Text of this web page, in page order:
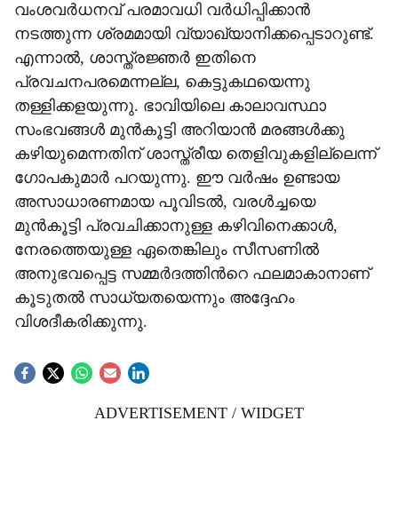
വംശവർധനവ് പരമാവധി വർധിപ്പിക്കാൻ
നടത്തുന്ന ശ്രമമായി വ്യാഖ്യാനിക്കപ്പെടാറുണ്ട്.
എന്നാൽ, ശാസ്ത്രജ്ഞർ ഇതിനെ
പ്രവചനപരമെന്നല്ല, കെട്ടുകഥയെന്നു
തള്ളിക്കളയുന്നു. ഭാവിയിലെ കാലാവസ്ഥാ
സംഭവങ്ങൾ മുൻകൂട്ടി അറിയാൻ മരങ്ങൾക്കു
കഴിയുമെന്നതിന് ശാസ്ത്രീയ തെളിവുകളില്ലെന്ന്
ഗോപകുമാർ പറയുന്നു. ഈ വർഷം ഉണ്ടായ
അസാധാരണമായ പൂവിടൽ, വരൾച്ചയെ
മുൻകൂട്ടി പ്രവചിക്കാനുള്ള കഴിവിനെക്കാൾ,
നേരത്തെയുള്ള ഏതെങ്കിലും സീസണിൽ
അനുഭവപ്പെട്ട സമ്മർദത്തിന്‍റെ ഫലമാകാനാണ്
കൂടുതൽ സാധ്യതയെന്നും അദ്ദേഹം
വിശദീകരിക്കുന്നു.
ADVERTISEMENT / WIDGET